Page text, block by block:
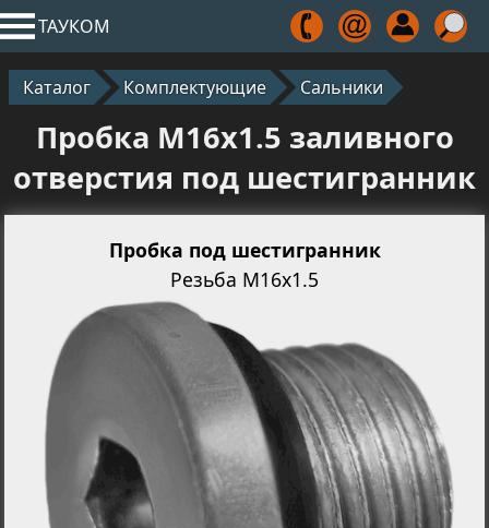
ТАУКОМ
Каталог Комплектующие Сальники
Пробка M16x1.5 заливного
отверстия под шестигранник
Пробка под шестигранник
Резьба М16х1.5